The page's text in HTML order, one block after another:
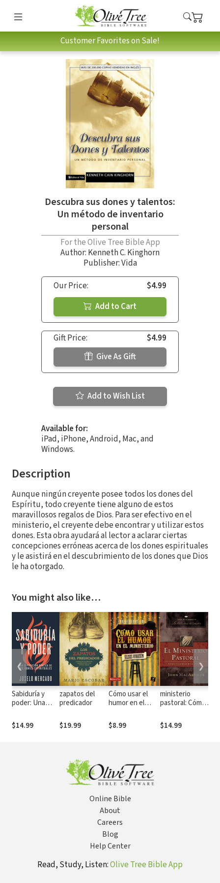
Customer Favorites on Sale!
Descubra sus dones y talentos:
Un método de inventario
personal
For the Olive Tree Bible App
Author: Kenneth C. Kinghorn
Publisher: Vida
Our Price:
$4.99
Add to Cart
Gift Price:
$4.99
Give As Gift
Add to Wish List
Available for:
iPad, iPhone, Android, Mac, and
Windows.
Description
Aunque ningún creyente posee todos los dones del
Espíritu, todo creyente tiene alguno de estos
maravillosos regalos de Dios. Para ser efectivo en el
ministerio, el creyente debe encontrar y utilizar estos
dones. Esta obra ayudará al lector a aclarar ciertas
concepciones erróneas acerca de los dones espirituales
y le asistirá en el descubrimiento de los dones que Dios
le ha otorgado.
You might also like…
Sabiduría y
poder: Una
bíblica de los
dones
$14.99
zapatos del
predicador
$19.99
Cómo usar el
humor en el
$8.99
ministerio
pastoral: Cómo
bíblicamente
$14.99
❮ ❯
Online Bible
About
Careers
Blog
Help Center
Read, Study, Listen:Olive Tree Bible App